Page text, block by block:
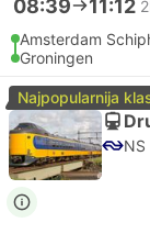
08:39 11:12
Amsterdam
Groningen
Najpopularnija
NS